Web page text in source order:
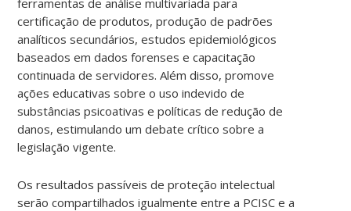
certificação de produtos, produção de padrões
analíticos secundários, estudos epidemiológicos
baseados em dados forenses e capacitação
continuada de servidores. Além disso, promove
ações educativas sobre o uso indevido de
substâncias psicoativas e políticas de redução de
danos, estimulando um debate crítico sobre a
legislação vigente.
Os resultados passíveis de proteção intelectual
serão compartilhados igualmente entre a PCISC e a